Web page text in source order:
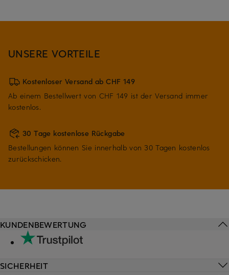
UNSERE VORTEILE
Kostenloser Versand ab CHF 149
Ab einem Bestellwert von CHF 149 ist der Versand immer
kostenlos.
30 Tage kostenlose Rückgabe
Bestellungen können Sie innerhalb von 30 Tagen kostenlos
zurückschicken.
KUNDENBEWERTUNG
SICHERHEIT